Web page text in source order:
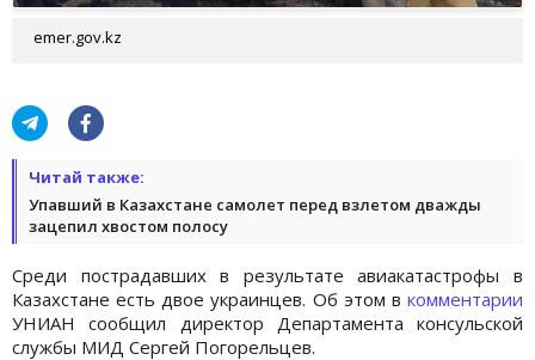
emer.gov.kz
Читай также:
Упавший в Казахстане самолет перед взлетом дважды
зацепил хвостом полосу
Среди пострадавших в результате авиакатастрофы в
Казахстане есть двое украинцев. Об этом в комментарии
УНИАН сообщил директор Департамента консульской
службы МИД Сергей Погорельцев.